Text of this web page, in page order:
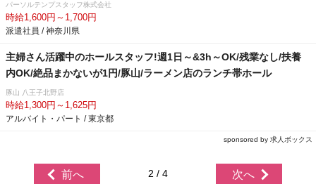
パーソルテンプスタッフ株式会社
時給1,600円～1,700円
派遣社員 / 神奈川県
主婦さん活躍中のホールスタッフ!週1日～&3h～OK/残業なし/扶養
内OK/絶品まかないが1円/豚山/ラーメン店のランチ帯ホール
豚山 八王子北野店
時給1,300円～1,625円
アルバイト・パート / 東京都
sponsored by 求人ボックス
前へ 2 / 4 次へ